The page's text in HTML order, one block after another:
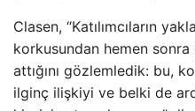
Clasen, “Katılımcıların
korkusundan hemen
attığını gözlemledik: bu,
ilginç ilişkiyi ve belki de